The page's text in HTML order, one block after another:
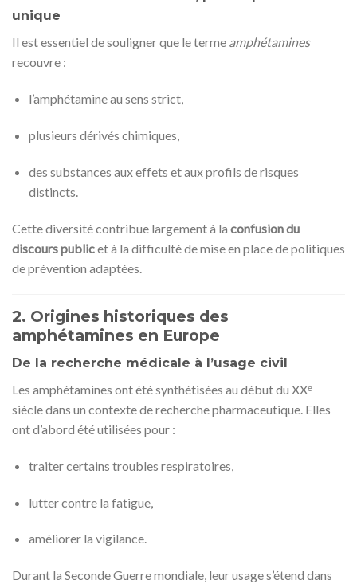
unique
Il est essentiel de souligner que le terme amphétamines
recouvre :
l’amphétamine au sens strict,
plusieurs dérivés chimiques,
des substances aux effets et aux profils de risques
distincts.
Cette diversité contribue largement à la confusion du
discours publicet à la difficulté de mise en place de politiques
de prévention adaptées.
2. Origines historiques des
amphétamines en Europe
De la recherche médicale à l’usage civil
Les amphétamines ont été synthétisées au début du XXᵉ
siècle dans un contexte de recherche pharmaceutique. Elles
ont d’abord été utilisées pour :
traiter certains troubles respiratoires,
lutter contre la fatigue,
améliorer la vigilance.
Durant la Seconde Guerre mondiale, leur usage s’étend dans